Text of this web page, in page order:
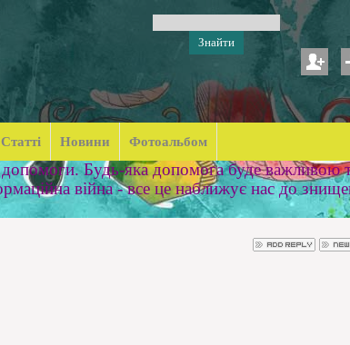
Статті Новини Фотоальбом
Будь-яка допомога буде важливою
війна - все це наближує нас до